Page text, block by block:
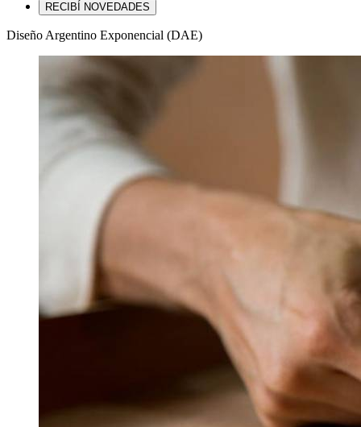
RECIBÍ NOVEDADES
Diseño Argentino Exponencial (DAE)